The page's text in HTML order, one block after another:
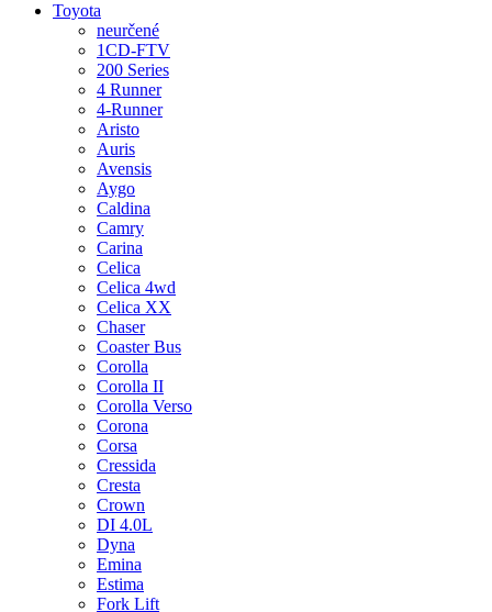
Toyota
neurčené
1CD-FTV
200 Series
4 Runner
4-Runner
Aristo
Auris
Avensis
Aygo
Caldina
Camry
Carina
Celica
Celica 4wd
Celica XX
Chaser
Coaster Bus
Corolla
Corolla II
Corolla Verso
Corona
Corsa
Cressida
Cresta
Crown
DI 4.0L
Dyna
Emina
Estima
Fork Lift